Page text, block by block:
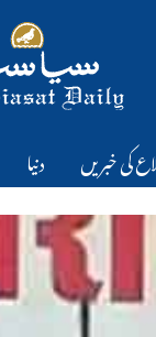
کی خبریں دنیا